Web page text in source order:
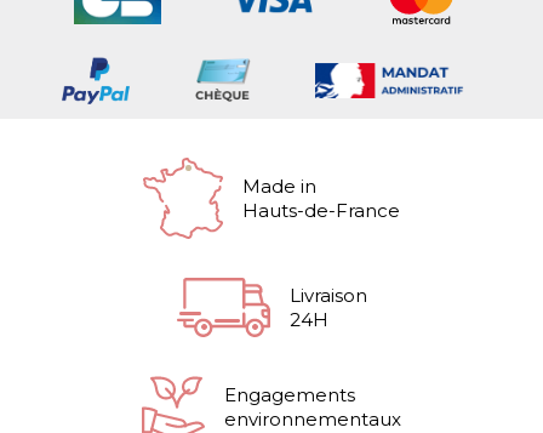
Made in
Hauts-de-France
Livraison
24H
Engagements
environnementaux